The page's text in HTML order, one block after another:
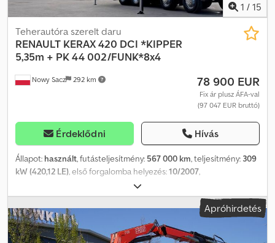
1 / 15
Nowy Sacz 292 km
Teherautóra szerelt daru
RENAULT KERAX 420 DCI *KIPPER
5,35m + PK 44 002/FUNK*8x4
78 900 EUR
Fix ár plusz ÁFA-val
(97 047 EUR bruttó)
Érdeklődni Hívás
Állapot: használt, futásteljesítmény: 567 000 km, teljesítmény: 309
kW (420,12 LE), első forgalomba helyezés:10/2007,
, össztömeg:
3 tengely, fékek:retarder, szín:fehér, hajtástípus:mechanikai,
raktér hossza:5 350 mm, rakodótér szélesség:2 450 mm,
raktérmagasság:800 mm , Gyártási év:2007
daru, Renault Kerax 420 DCI Önrakodó platós teherautó, 5,35 m +
Apróhirdetés